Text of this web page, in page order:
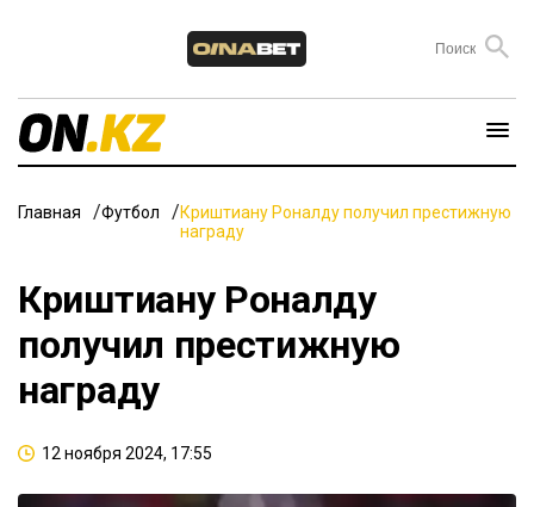
Главная Футбол
Криштиану Роналду получил престижную
награду
Криштиану Роналду
получил престижную
награду
12 ноября 2024, 17:55